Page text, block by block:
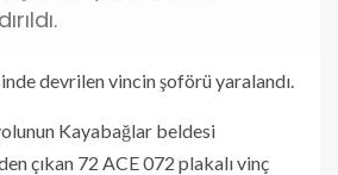
devrilen vincin şoförü yaralandı.
Kayabağlar beldesi
çıkan 72 ACE 072 plakalı vinç